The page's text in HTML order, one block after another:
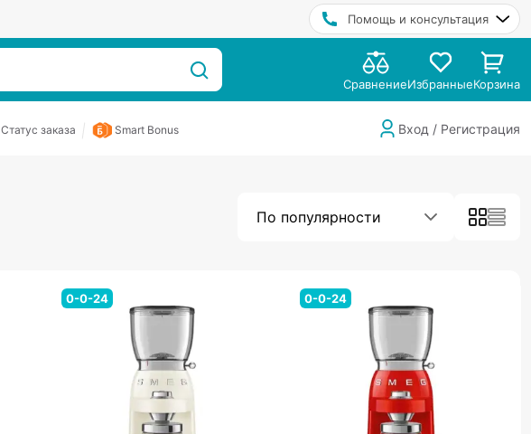
Помощь и консультация
СравнениеИзбранныеКорзина
Статус заказа Smart Bonus Вход / Регистрация
По популярности
0-0-24 0-0-24